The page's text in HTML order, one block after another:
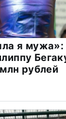
я мужа»:
рублей